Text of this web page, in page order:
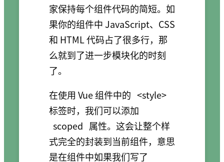
家保持每个组件代码的简短。如
果你的组件中 JavaScript、CSS
和 HTML 代码占了很多行，那
么就到了进一步模块化的时刻
了。
在使用 Vue 组件中的 <style>
标签时，我们可以添加
scoped 属性。这会让整个样
式完全的封装到当前组件，意思
是在组件中如果我们写了